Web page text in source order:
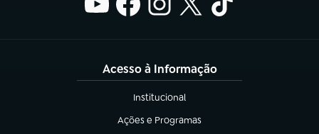
Acesso à Informação
Institucional
(abre em nova aba)
Ações e Programas
(abre em nova aba)